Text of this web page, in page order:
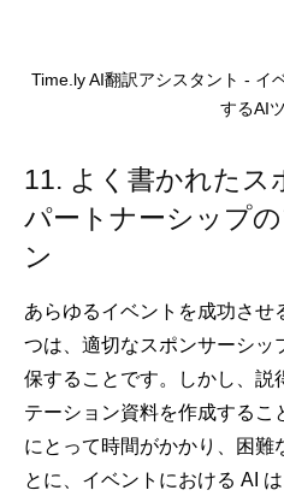
Time.ly AI翻訳アシスタント - イ
するAI
11. よく書かれたス
パートナーシップ
ン
あらゆるイベントを成功させ
つは、適切なスポンサーシッ
保することです。しかし、説
テーション資料を作成するこ
にとって時間がかかり、困難
とに、イベントにおける AI